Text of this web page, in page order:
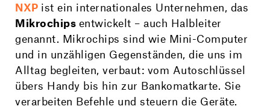
NXP ist ein internationales Unternehmen, das
Mikrochips entwickelt – auch Halbleiter
genannt. Mikrochips sind wie Mini-Computer
und in unzähligen Gegenständen, die uns im
Alltag begleiten, verbaut: vom Autoschlüssel
übers Handy bis hin zur Bankomatkarte. Sie
verarbeiten Befehle und steuern die Geräte.